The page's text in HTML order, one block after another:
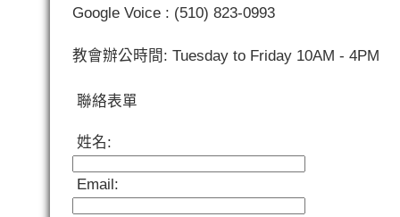
Google Voice : (510) 823-0993
教會辦公時間: Tuesday to Friday 10AM - 4PM
聯絡表單
姓名:
Email: